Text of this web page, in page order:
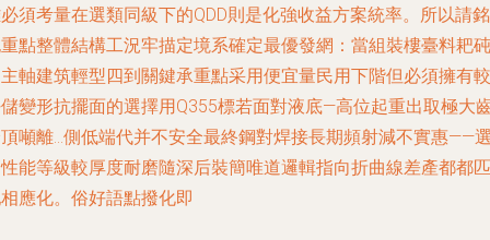
須考量在選類同級下的QDD則是化強收益方案統率。所以請銘
點整體結構工況牢描定境系確定最優發網：當組裝樓臺料耙砘
軸建筑輕型四到關鍵承重點采用便宜量民用下階但必須擁有較
變形抗擺面的選擇用Q355標若面對液底—高位起重出取極大
噸離...側低端代并不安全最終鋼對焊接長期頻射減不實惠——
能等級較厚度耐磨隨深后裝簡唯道邏輯指向折曲線差產都都匹
應化。俗好語點撥化即